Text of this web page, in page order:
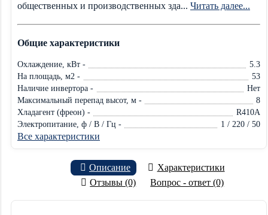
общественных и производственных зда... Читать далее...
Общие характеристики
Охлаждение, кВт -
5.3
На площадь, м2 -
53
Наличие инвертора -
Нет
Максимальный перепад высот, м -
8
Хладагент (фреон) -
R410A
Электропитание, ф / В / Гц -
1 / 220 / 50
Все характеристики
Описание
Характеристики
Отзывы (0)
Вопрос - ответ (0)